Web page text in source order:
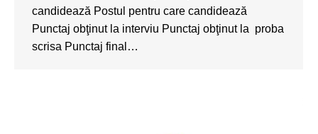
candidează Postul pentru care candidează
Punctaj obţinut la interviu Punctaj obţinut la proba
scrisa Punctaj final…